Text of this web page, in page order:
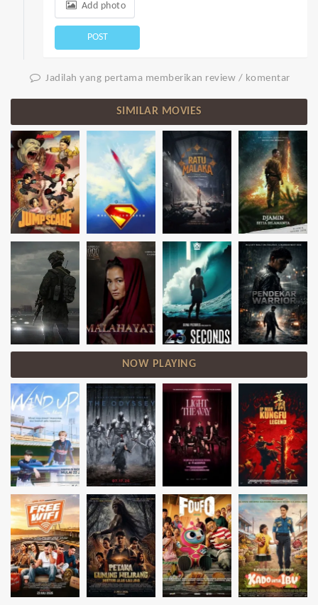
Add photo
POST
Jadilah yang pertama memberikan review / komentar
SIMILAR MOVIES
NOW PLAYING